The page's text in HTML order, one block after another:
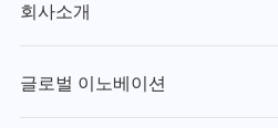
회사소개
글로벌 이노베이션